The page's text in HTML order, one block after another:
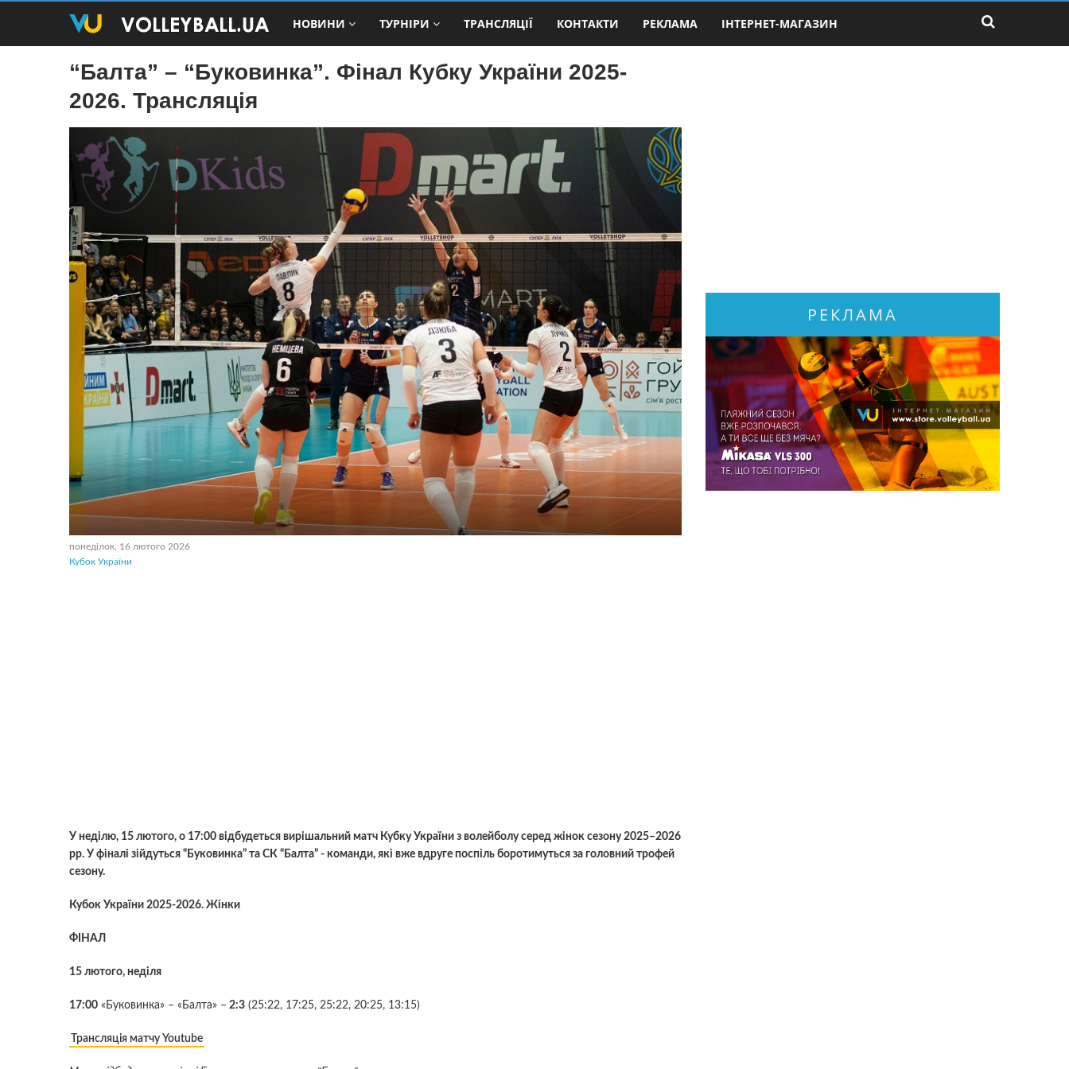
НОВИНИ ТУРНІРИ ТРАНСЛЯЦІЇ КОНТАКТИ РЕКЛАМА ІНТЕРНЕТ-МАГАЗИН
“Балта” – “Буковинка”. Фінал Кубку України 2025-
2026. Трансляція
понеділок, 16 лютого 2026
Кубок України
У неділю, 15 лютого, о 17:00 відбудеться вирішальний матч Кубку України з волейболу серед жінок сезону 2025–2026
рр. У фіналі зійдуться “Буковинка” та СК “Балта” - команди, які вже вдруге поспіль боротимуться за головний трофей
сезону.
Кубок України 2025-2026. Жінки
ФІНАЛ
15 лютого, неділя
17:00 «Буковинка» – «Балта» – 2:3 (25:22, 17:25, 25:22, 20:25, 13:15)
Трансляція матчу Youtube
РЕКЛАМА